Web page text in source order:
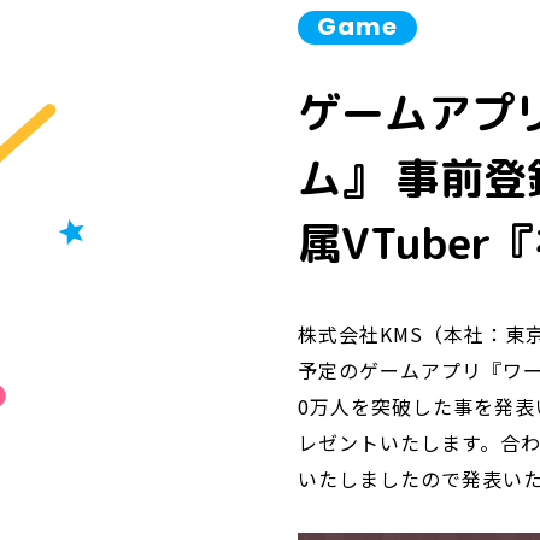
Game
ゲームアプ
ム』 事前
属VTuber
株式会社KMS（本社：東
予定のゲームアプリ『ワ
0万人を突破した事を発
レゼントいたします。合
いたしましたので発表い